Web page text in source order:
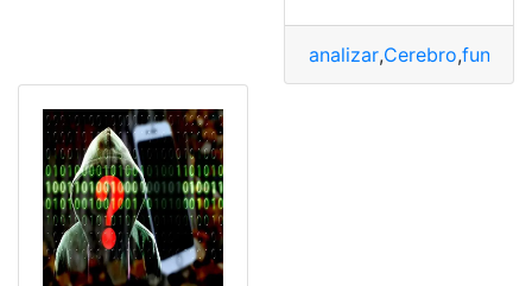
analizar,Cerebro,